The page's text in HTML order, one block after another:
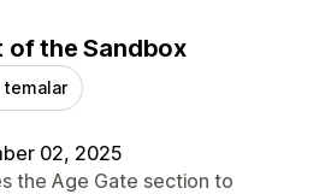
of the Sandbox
temalar
02, 2025
the Age Gate section to